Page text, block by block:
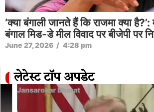
‘क्या बंगाली जानते हैं कि राजमा क्या
बंगाल मिड-डे मील विवाद पर बीजेपी पर
June 27, 2026 / 4:28 pm
लेटेस्ट टॉप अपडेट
Jansarokar Bharat